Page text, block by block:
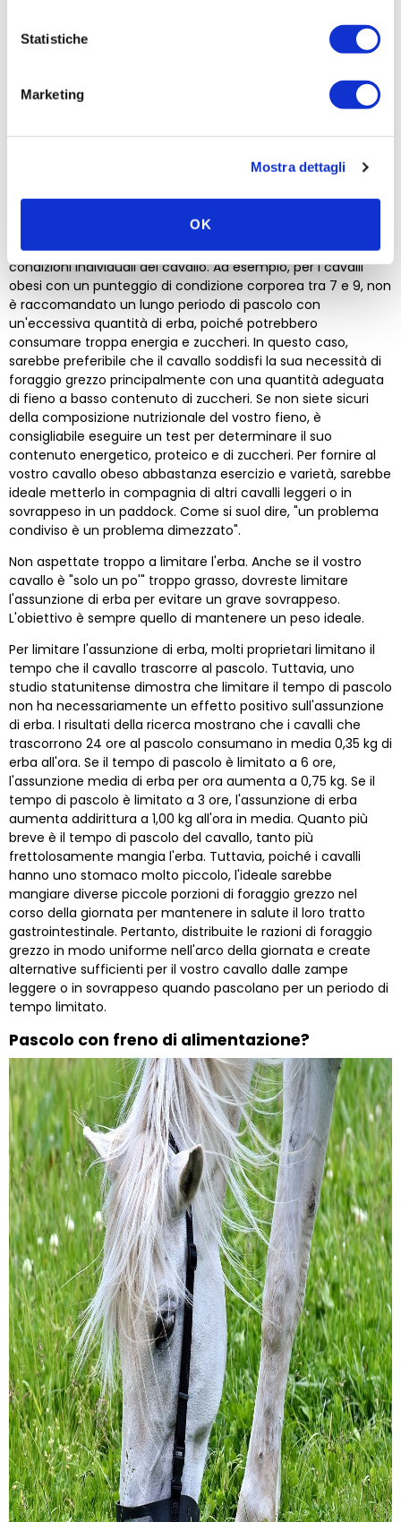
Statistiche
Marketing
Mostra dettagli
OK
pascoli verdi e rigogliosi vengano brucati rapidamente, per
cui il pascolo di tipo A può trasformarsi anche in un pascolo
necessaria un'alimentazione supplementare.
massimizzare il loro tempo trascorso al pascolo,
occupato, ma gli fornisce anche una sensazione di sazietà
naturale. È consigliabile adattare la quantità di pascolo alle
condizioni individuali del cavallo. Ad esempio, per i cavalli
obesi con un punteggio di condizione corporea tra 7 e 9, non
è raccomandato un lungo periodo di pascolo con
un'eccessiva quantità di erba, poiché potrebbero
consumare troppa energia e zuccheri. In questo caso,
sarebbe preferibile che il cavallo soddisfi la sua necessità di
foraggio grezzo principalmente con una quantità adeguata
di fieno a basso contenuto di zuccheri. Se non siete sicuri
della composizione nutrizionale del vostro fieno, è
consigliabile eseguire un test per determinare il suo
contenuto energetico, proteico e di zuccheri. Per fornire al
vostro cavallo obeso abbastanza esercizio e varietà, sarebbe
ideale metterlo in compagnia di altri cavalli leggeri o in
sovrappeso in un paddock. Come si suol dire, "un problema
condiviso è un problema dimezzato".
Non aspettate troppo a limitare l'erba. Anche se il vostro
cavallo è "solo un po'" troppo grasso, dovreste limitare
l'assunzione di erba per evitare un grave sovrappeso.
L'obiettivo è sempre quello di mantenere un peso ideale.
Per limitare l'assunzione di erba, molti proprietari limitano il
tempo che il cavallo trascorre al pascolo. Tuttavia, uno
studio statunitense dimostra che limitare il tempo di pascolo
non ha necessariamente un effetto positivo sull'assunzione
di erba. I risultati della ricerca mostrano che i cavalli che
trascorrono 24 ore al pascolo consumano in media 0,35 kg di
erba all'ora. Se il tempo di pascolo è limitato a 6 ore,
l'assunzione media di erba per ora aumenta a 0,75 kg. Se il
tempo di pascolo è limitato a 3 ore, l'assunzione di erba
aumenta addirittura a 1,00 kg all'ora in media. Quanto più
breve è il tempo di pascolo del cavallo, tanto più
frettolosamente mangia l'erba. Tuttavia, poiché i cavalli
hanno uno stomaco molto piccolo, l'ideale sarebbe
mangiare diverse piccole porzioni di foraggio grezzo nel
corso della giornata per mantenere in salute il loro tratto
gastrointestinale. Pertanto, distribuite le razioni di foraggio
grezzo in modo uniforme nell'arco della giornata e create
alternative sufficienti per il vostro cavallo dalle zampe
leggere o in sovrappeso quando pascolano per un periodo di
tempo limitato.
Pascolo con freno di alimentazione?